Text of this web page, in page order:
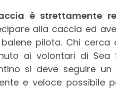
è strettamente
alla caccia ed
balene pilota. Chi
ai volontari di Sea
si deve seguire
e veloce possibile